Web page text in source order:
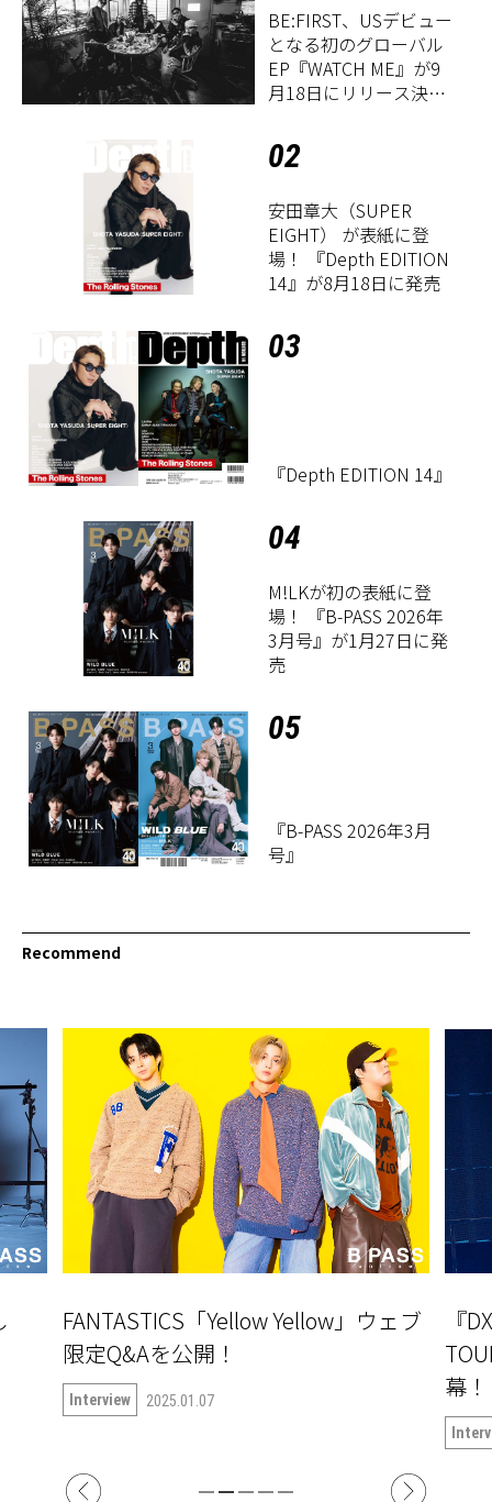
BE:FIRST、USデビュー
となる初のグローバル
EP『WATCH ME』が9
月18日にリリース決
02
安田章大（SUPER
EIGHT） が表紙に登
場！ 『Depth EDITION
14』が8月18日に発売
03
『Depth EDITION 14』
04
M!LKが初の表紙に登
場！ 『B-PASS 2026年
3月号』が1月27日に発
売
05
『B-PASS 2026年3月
号』
Recommend
『DXTEEN 1ST ONE MAN LIVE
TOUR〜START OF THE QUEST〜』開
幕！ ツアー中の6人に突撃!!
プ
「